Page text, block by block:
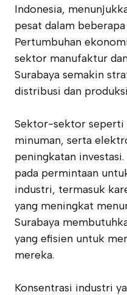
Indonesia,
pesat dalam
Pertumbuhan
sektor manufaktur
Surabaya semakin
distribusi dan
Sektor-sektor seperti
minuman, serta
peningkatan
pada permintaan
industri, termasuk
yang meningkat
Surabaya
yang efisien untuk
mereka.
Konsentrasi industri